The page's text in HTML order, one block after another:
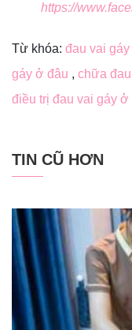
https://
Từ khóa: đau vai gáy
gáy ở đâu , chữa
điều trị đau vai gáy ở
TIN CŨ HƠN